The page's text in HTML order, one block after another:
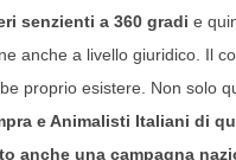
senzienti a 360 gradi e
anche a livello giuridico. Il
proprio esistere. Non solo
e Animalisti Italiani di
anche una campagna